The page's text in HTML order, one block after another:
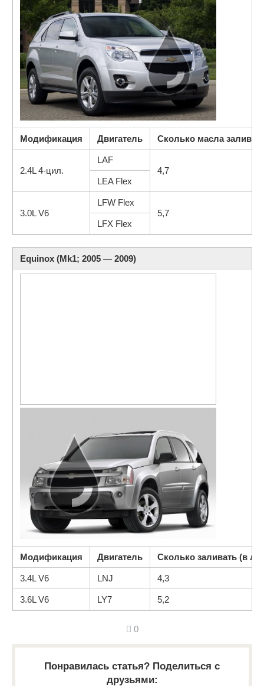
Модификация Двигатель Сколько масла
2.4L 4-цил.
LAF
4,7
LEA Flex
3.0L V6
LFW Flex
5,7
LFX Flex
Equinox (Mk1; 2005 — 2009)
Модификация Двигатель Сколько заливать (в
3.4L V6 LNJ 4,3
3.6L V6 LY7 5,2
0
Понравилась статья? Поделиться с
друзьями: